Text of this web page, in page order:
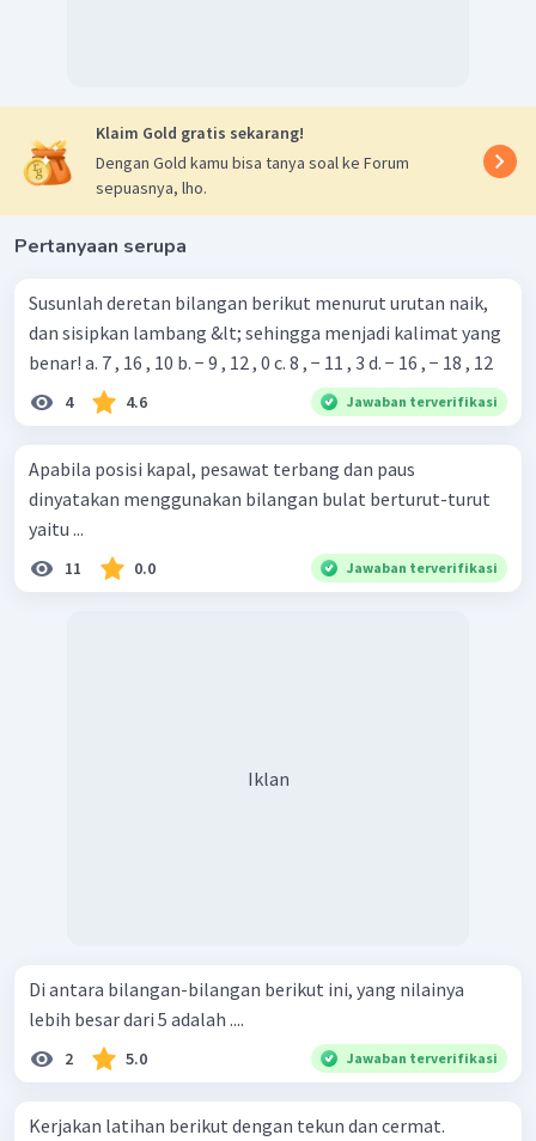
Klaim Gold gratis sekarang!
Dengan Gold kamu bisa tanya soal ke Forum
sepuasnya, lho.
Pertanyaan serupa
Susunlah deretan bilangan berikut menurut urutan naik,
dan sisipkan lambang &lt; sehingga menjadi kalimat yang
benar! a. 7 , 16 , 10 b. − 9 , 12 , 0 c. 8 , − 11 , 3 d. − 16 , − 18 , 12
4 4.6 Jawaban terverifikasi
Apabila posisi kapal, pesawat terbang dan paus
dinyatakan menggunakan bilangan bulat berturut-turut
yaitu ...
11 0.0 Jawaban terverifikasi
Iklan
Di antara bilangan-bilangan berikut ini, yang nilainya
lebih besar dari 5 adalah ....
2 5.0 Jawaban terverifikasi
Kerjakan latihan berikut dengan tekun dan cermat.